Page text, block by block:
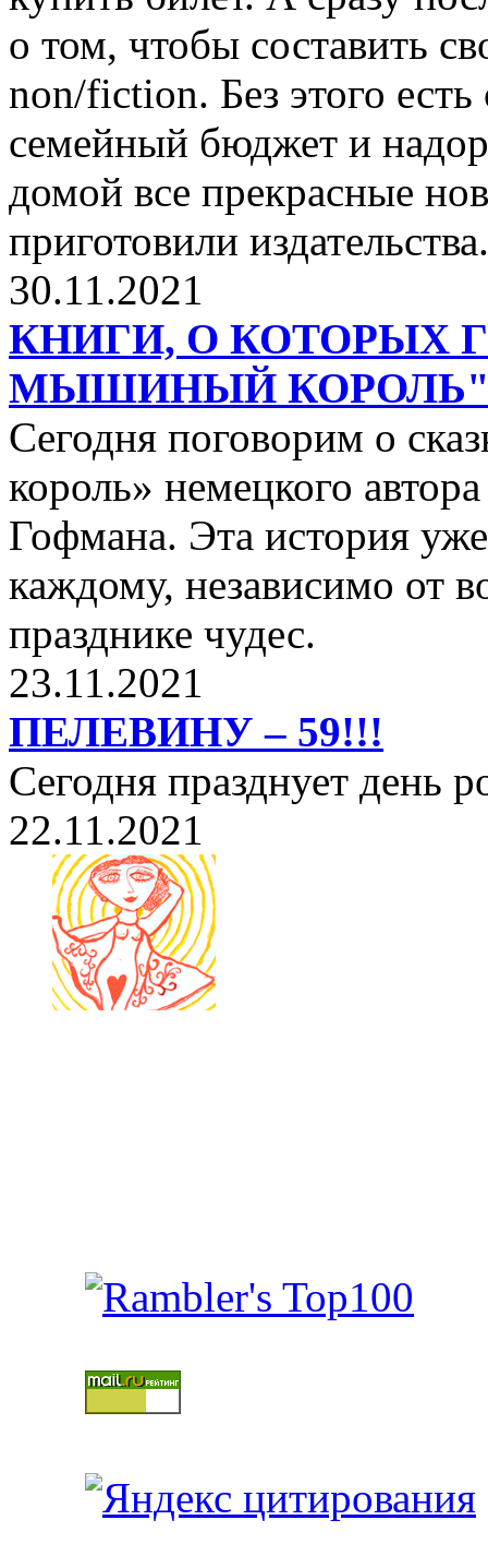
о том, чтобы составить
non/fiction. Без этого есть
семейный бюджет и
домой все прекрасные
приготовили издательства.
30.11.2021
КНИГИ, О КОТОРЫХ
МЫШИНЫЙ
Сегодня поговорим о
король» немецкого
Гофмана. Эта история
каждому, независимо от
празднике чудес.
23.11.2021
ПЕЛЕВИНУ – 59!!!
Сегодня празднует день
22.11.2021